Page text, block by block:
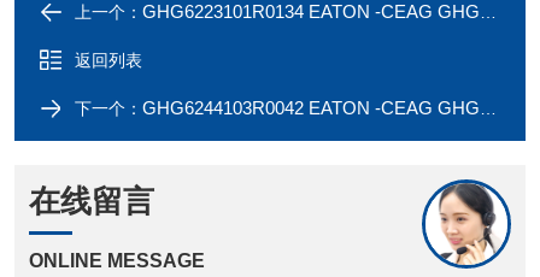
上一个： GHG6223101R0134 EATON -CEAG GHG6222101R0131 IECEx认证断路器 MCB
返回列表
下一个： GHG6244103R0042 EATON -CEAG GHG6224109R0131 RCD IECEx 认证
在线留言
ONLINE MESSAGE